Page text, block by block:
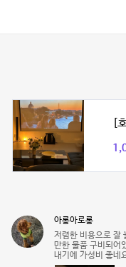
[
아롱아로롱
저렴한 비용으로 잘
만한 물품 구비되어
내기에 가성비 좋네